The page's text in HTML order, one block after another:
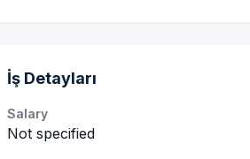
İş Detayları
Salary
Not specified